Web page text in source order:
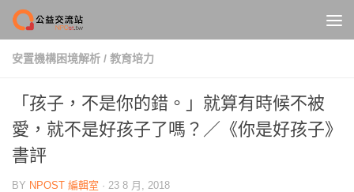
Skip to content
安置機構困境解析 / 教育培力
「孩子，不是你的錯。」就算有時候不被
愛，就不是好孩子了嗎？／《你是好孩子》
書評
BY NPOST 編輯室 · 23 8 月, 2018